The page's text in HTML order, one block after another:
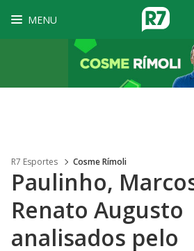
MENU
R7 Esportes Cosme Rímoli
Paulinho,
Renato Augusto
analisados pelo